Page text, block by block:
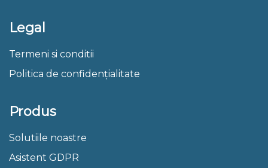
Legal
Termeni si conditii
Politica de confidențialitate
Produs
Solutiile noastre
Asistent GDPR